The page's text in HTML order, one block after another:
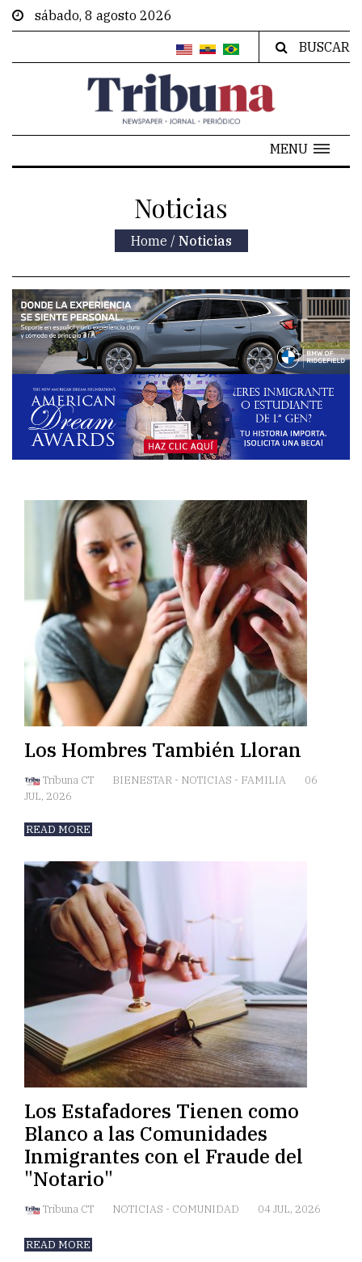
sábado, 8 agosto 2026
BUSCAR
MENU
Noticias
Home / Noticias
Los Hombres También Lloran
Tribuna CT BIENESTAR - NOTICIAS - FAMILIA
06
JUL, 2026
READ MORE
Los Estafadores Tienen como
Blanco a las Comunidades
Inmigrantes con el Fraude del
"Notario"
Tribuna CT NOTICIAS - COMUNIDAD 04 JUL, 2026
READ MORE